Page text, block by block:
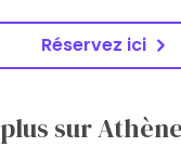
Réservez ici
sur